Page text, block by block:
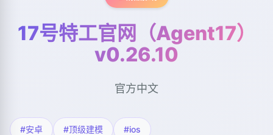
17号特工官网（Agent17）
v0.26.10
官方中文
#安卓 #顶级建模 #ios